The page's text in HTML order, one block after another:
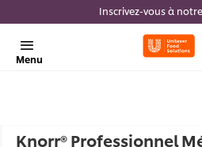
Inscrivez-vous à notre
Menu
Knorr® Professionnel